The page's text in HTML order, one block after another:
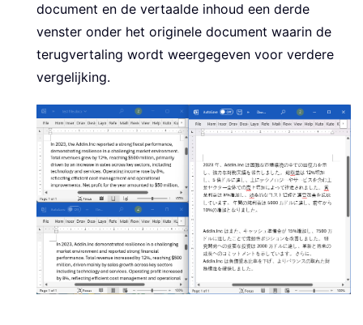
document en de vertaalde inhoud een derde
venster onder het originele document waarin de
terugvertaling wordt weergegeven voor verdere
vergelijking.